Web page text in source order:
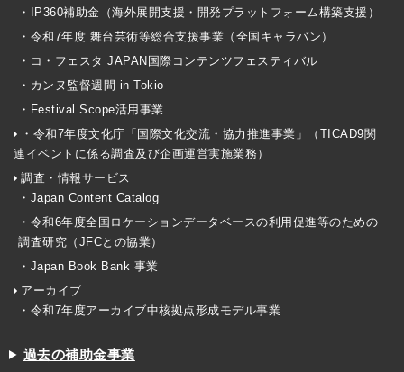
・IP360補助金（海外展開支援・開発プラットフォーム構築支援）
・令和7年度 舞台芸術等総合支援事業（全国キャラバン）
・コ・フェスタ JAPAN国際コンテンツフェスティバル
・カンヌ監督週間 in Tokio
・Festival Scope活用事業
・令和7年度文化庁「国際文化交流・協力推進事業」（TICAD9関
連イベントに係る調査及び企画運営実施業務）
調査・情報サービス
・Japan Content Catalog
・令和6年度全国ロケーションデータベースの利用促進等のための
調査研究（JFCとの協業）
・Japan Book Bank 事業
アーカイブ
・令和7年度アーカイブ中核拠点形成モデル事業
過去の補助金事業